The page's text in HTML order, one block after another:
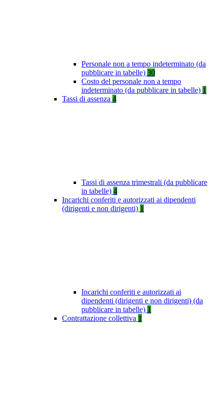
Personale non a tempo indeterminato (da
pubblicare in tabelle) 30
Costo del personale non a tempo
indeterminato (da pubblicare in tabelle) 1
Tassi di assenza 4
Tassi di assenza trimestrali (da pubblicare
in tabelle) 4
Incarichi conferiti e autorizzati ai dipendenti
(dirigenti e non dirigenti) 1
Incarichi conferiti e autorizzati ai
dipendenti (dirigenti e non dirigenti) (da
pubblicare in tabelle) 1
Contrattazione collettiva 1